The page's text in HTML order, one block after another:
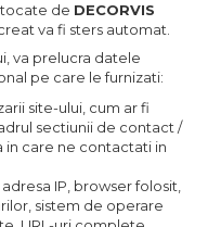
de DECORVIS
va fi sters automat.
va prelucra datele
pe care le furnizati:
site-ului, cum ar fi
sectiunii de contact /
in care ne contactati in
IP, browser folosit,
sistem de operare